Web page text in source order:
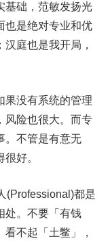
基础，范敏发扬光
也是绝对专业和优
庭也是我开局，
果没有系统的管理
风险也很大。而专
。不管是有意无
好。
(Professional)都是
处。不要「有钱
不起「土鳖」，